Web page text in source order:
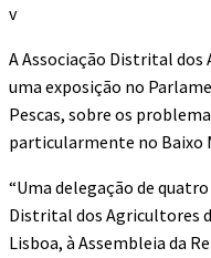
v
A Associação Distrital
uma exposição no
Pescas, sobre os
particularmente no Baixo
“Uma delegação de
Distrital dos Agricultores
Lisboa, à Assembleia da